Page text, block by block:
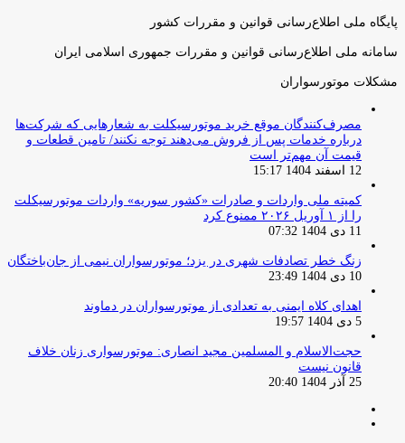
پایگاه ملی اطلاع‌رسانی قوانین و مقررات کشور
سامانه ملی اطلاع‌رسانی قوانین و مقررات جمهوری اسلامی ایران
مشکلات موتورسواران
مصرف‌کنندگان موقع خرید موتورسیکلت به شعارهایی که شرکت‌ها
درباره خدمات پس از فروش می‌دهند توجه نکنند/ تامین قطعات و
قیمت آن مهم‌تر است
12 اسفند 1404 15:17
کمیته ملی واردات و صادرات «کشور سوریه» واردات موتورسیکلت
را از ۱ آوریل ۲۰۲۶ ممنوع کرد
11 دی 1404 07:32
زنگ خطر تصادفات شهری در یزد؛ موتورسواران نیمی از جان‌باختگان
10 دی 1404 23:49
اهدای کلاه ایمنی به تعدادی از موتورسواران در دماوند
5 دی 1404 19:57
حجت‌الاسلام و المسلمین مجید انصاری: موتورسواری زنان خلاف
قانون نیست
25 آذر 1404 20:40